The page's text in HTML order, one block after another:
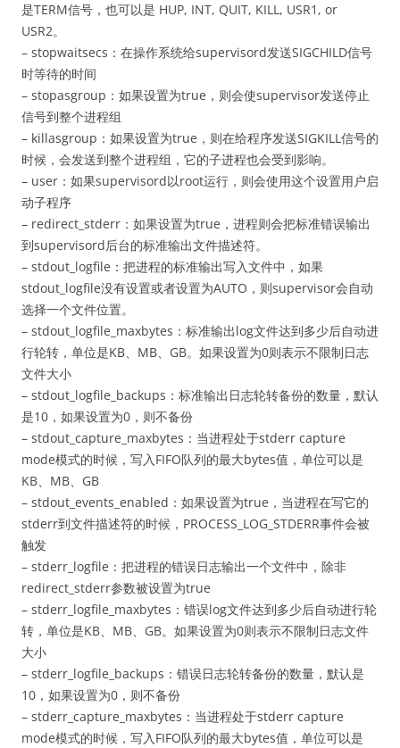
是TERM信号，也可以是 HUP, INT, QUIT, KILL, USR1, or
USR2。
– stopwaitsecs：在操作系统给supervisord发送SIGCHILD信号
时等待的时间
– stopasgroup：如果设置为true，则会使supervisor发送停止
信号到整个进程组
– killasgroup：如果设置为true，则在给程序发送SIGKILL信号的
时候，会发送到整个进程组，它的子进程也会受到影响。
– user：如果supervisord以root运行，则会使用这个设置用户启
动子程序
– redirect_stderr：如果设置为true，进程则会把标准错误输出
到supervisord后台的标准输出文件描述符。
– stdout_logfile：把进程的标准输出写入文件中，如果
stdout_logfile没有设置或者设置为AUTO，则supervisor会自动
选择一个文件位置。
– stdout_logfile_maxbytes：标准输出log文件达到多少后自动进
行轮转，单位是KB、MB、GB。如果设置为0则表示不限制日志
文件大小
– stdout_logfile_backups：标准输出日志轮转备份的数量，默认
是10，如果设置为0，则不备份
– stdout_capture_maxbytes：当进程处于stderr capture
mode模式的时候，写入FIFO队列的最大bytes值，单位可以是
KB、MB、GB
– stdout_events_enabled：如果设置为true，当进程在写它的
stderr到文件描述符的时候，PROCESS_LOG_STDERR事件会被
触发
– stderr_logfile：把进程的错误日志输出一个文件中，除非
redirect_stderr参数被设置为true
– stderr_logfile_maxbytes：错误log文件达到多少后自动进行轮
转，单位是KB、MB、GB。如果设置为0则表示不限制日志文件
大小
– stderr_logfile_backups：错误日志轮转备份的数量，默认是
10，如果设置为0，则不备份
– stderr_capture_maxbytes：当进程处于stderr capture
mode模式的时候，写入FIFO队列的最大bytes值，单位可以是